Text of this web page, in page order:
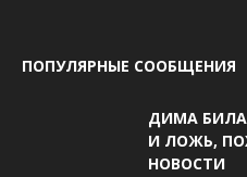
ПОПУЛЯРНЫЕ СООБЩЕНИЯ
ДИМА
И ЛОЖЬ,
НОВОСТИ